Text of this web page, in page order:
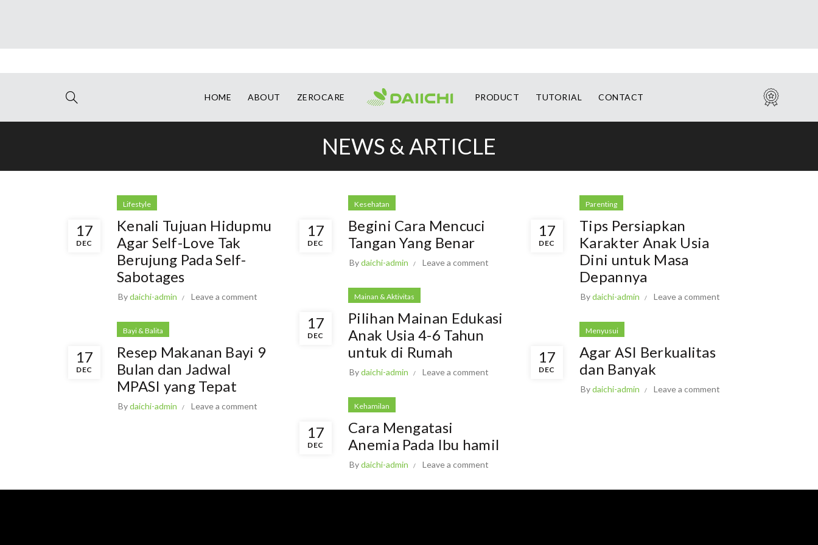
HOME ABOUT ZEROCARE PRODUCT TUTORIAL CONTACT
NEWS & ARTICLE
17
DEC
Lifestyle
Kenali Tujuan Hidupmu
Agar Self-Love Tak
Berujung Pada Self-
Sabotages
Bydaichi-admin Leave a comment
17
DEC
Kesehatan
Begini Cara Mencuci
Tangan Yang Benar
Bydaichi-admin Leave a comment
17
DEC
Parenting
Tips Persiapkan
Karakter Anak Usia
Dini untuk Masa
Depannya
Bydaichi-admin Leave a comment
17
DEC
Mainan & Aktivitas
Pilihan Mainan Edukasi
Anak Usia 4-6 Tahun
untuk di Rumah
Bydaichi-admin Leave a comment
17
DEC
Bayi & Balita
Resep Makanan Bayi 9
Bulan dan Jadwal
MPASI yang Tepat
Bydaichi-admin Leave a comment
17
DEC
Menyusui
Agar ASI Berkualitas
dan Banyak
Bydaichi-admin Leave a comment
17
DEC
Kehamilan
Cara Mengatasi
Anemia Pada Ibu hamil
Bydaichi-admin Leave a comment